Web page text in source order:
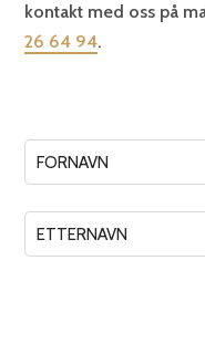
kontakt med oss på
26 64 94.